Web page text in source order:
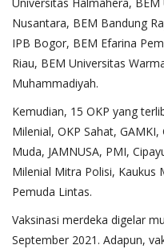
Nusantara, BEM Bandung
IPB Bogor, BEM Efarina
Riau, BEM Universitas
Muhammadiyah.
Kemudian, 15 OKP yang
Milenial, OKP Sahat,
Muda, JAMNUSA, PMI,
Milenial Mitra Polisi, Kaukus
Pemuda Lintas.
Vaksinasi merdeka digelar
September 2021. Adapun,